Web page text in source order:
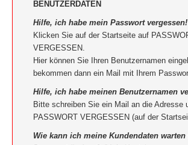
BENUTZERDATEN
Hilfe, ich habe mein Passwort vergessen!
Klicken Sie auf der Startseite auf
VERGESSEN.
Hier können Sie Ihren Benutzernamen
bekommen dann ein Mail mit Ihrem
Hilfe, ich habe meinen Benutzernamen
Bitte schreiben Sie ein Mail an die Adresse
PASSWORT VERGESSEN (auf der
Wie kann ich meine Kundendaten